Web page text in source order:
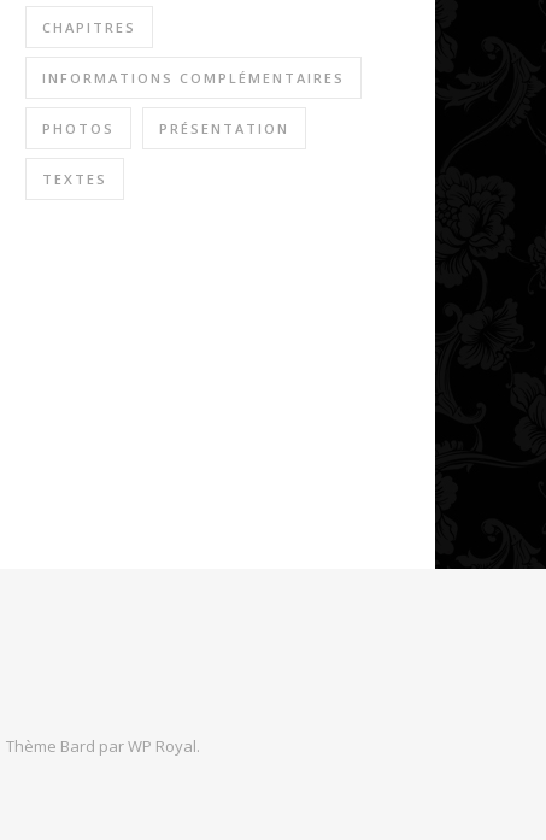
CHAPITRES
INFORMATIONS COMPLÉMENTAIRES
PHOTOS PRÉSENTATION
TEXTES
Thème Bard parWP Royal.